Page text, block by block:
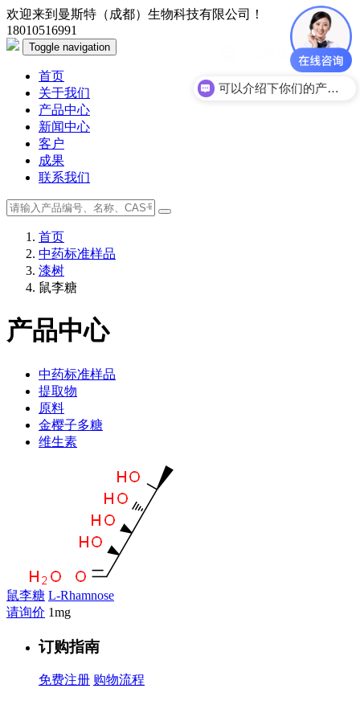
欢迎来到曼斯特（成都）生物科技有限公司！
18010516991
Toggle navigation
首页
关于我们
产品中心
新闻中心
客户
成果
联系我们
首页
中药标准样品
漆树
鼠李糖
产品中心
中药标准样品
提取物
原料
金樱子多糖
维生素
鼠李糖 L-Rhamnose
请询价 1mg
订购指南
免费注册 购物流程
可以介绍下你们的产品么？